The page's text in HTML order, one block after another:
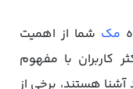
مک شما از اهمیت
کاربران با مفهوم
هستند، برخی از